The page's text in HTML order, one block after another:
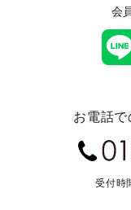
会
お電話
受付時